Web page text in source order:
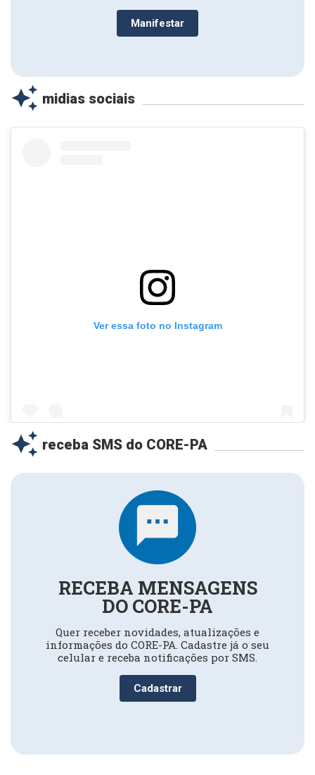
Manifestar
auto_awesome midias sociais
Ver essa foto no Instagram
auto_awesome receba SMS do CORE-PA
sms
RECEBA MENSAGENS
DO CORE-PA
Quer receber novidades, atualizações e
informações do CORE-PA. Cadastre já o seu
celular e receba notificações por SMS.
Cadastrar